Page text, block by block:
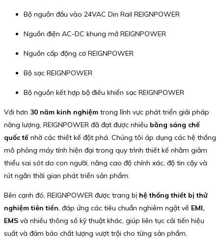
Bộ nguồn đầu vào 24VAC Din Rail REIGNPOWER
Nguồn điện AC-DC khung mở REIGNPOWER
Nguồn cấp động cơ REIGNPOWER
Bộ sạc REIGNPOWER
Bộ nguồn kết hợp bộ điều khiển sạc REIGNPOWER
Với hơn 30 năm kinh nghiệm trong lĩnh vực phát triển giải pháp
năng lượng, REIGNPOWER đã đạt được nhiều bằng sáng chế
quốc tế nhờ các thiết kế đột phá. Chúng tôi áp dụng các hệ thống
mô phỏng máy tính hiện đại trong quy trình thiết kế nhằm giảm
thiểu sai sót do con người, nâng cao độ chính xác, độ tin cậy và
rút ngắn thời gian phát triển sản phẩm.
Bên cạnh đó, REIGNPOWER được trang bị hệ thống thiết bị thử
nghiệm tiên tiến, đáp ứng các tiêu chuẩn nghiêm ngặt về EMI,
EMS và nhiều thông số kỹ thuật khác, giúp liên tục cải tiến hiệu
suất và đảm bảo chất lượng vượt trội cho từng sản phẩm.